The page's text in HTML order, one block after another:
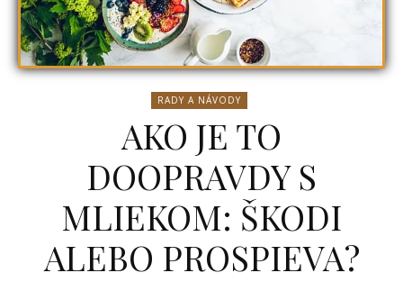
RADY A NÁVODY
AKO JE TO
DOOPRAVDY S
MLIEKOM: ŠKODI
ALEBO PROSPIEVA?